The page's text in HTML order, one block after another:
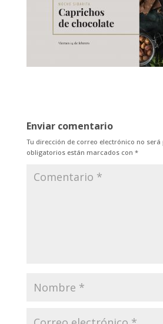
Enviar comentario
Tu dirección de correo electrónico no será
obligatorios están marcados con *